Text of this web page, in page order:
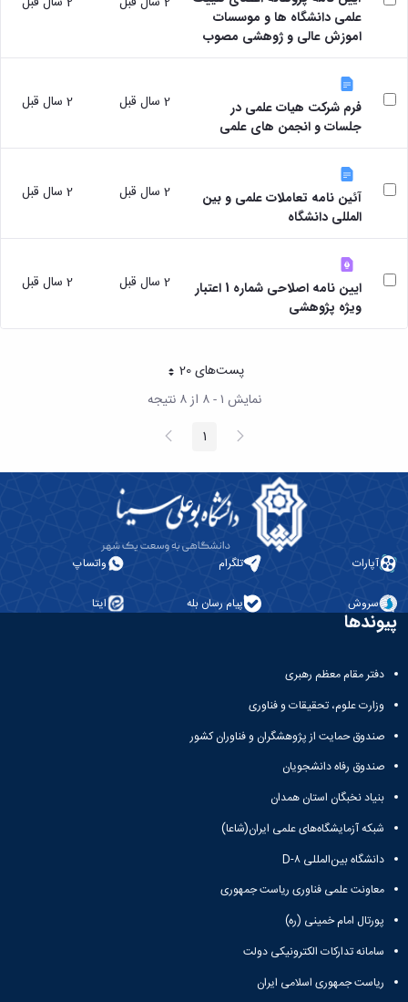
کارکنان
مصالح
آزمایشگاه
مواد
آزمایشگاه
باستان
شناسی
آزمایشگاه
ربات
و
بینایی
اولویت
طرح
های
پژوهشی
طرح
پژوهش
فرهنگی
فهرست
نشریات
کارگروه
اخلاق
در
پژوهش
کرسی
نظریه
پردازی
های
اعضای
هیات
علمی
سایر
آیین
نامه
ها
علمی دانشگاه ها و موسسات
اموزش عالی و ژوهشی مصوب
فرم شرکت هیات علمی در
جلسات و انجمن های علمی
2 سال قبل 2 سال قبل
آئین نامه تعاملات علمی و بین
المللی دانشگاه
2 سال قبل 2 سال قبل
ایین نامه اصلاحی شماره 1 اعتبار
ویژه پژوهشی
2 سال قبل 2 سال قبل
پست‌‌های 20هر صفحه
نمایش ۱ - ۸ از ۸ نتیجه
پیغام
قبلی صفحه1 صفحه
بعد
آپارات تلگرام واتساپ
سروش پیام رسان بله ایتا
پیوندها
دفتر مقام معظم رهبری
وزارت علوم، تحقیقات و فناوری
صندوق حمایت از پژوهشگران و فناوران کشور
صندوق رفاه دانشجویان
بنیاد نخبگان استان همدان
شبکه آزمایشگاه‌های علمی ایران(شاعا)
دانشگاه بین‌المللی D-۸
معاونت علمی فناوری ریاست جمهوری
پورتال امام خمینی (ره)
سامانه تدارکات الکترونیکی دولت
ریاست جمهوری اسلامی ایران